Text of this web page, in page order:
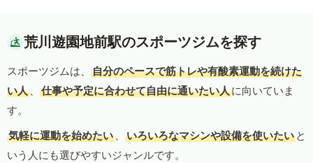
荒川遊園地前駅のスポーツジムを探す
スポーツジムは、
自分のペースで筋トレや有酸素運動を続けた
い人 、 仕事や予定に合わせて自由に通いたい人に向いていま
す。
気軽に運動を始めたい 、 いろいろなマシンや設備を使いたい と
いう人にも選びやすいジャンルです。